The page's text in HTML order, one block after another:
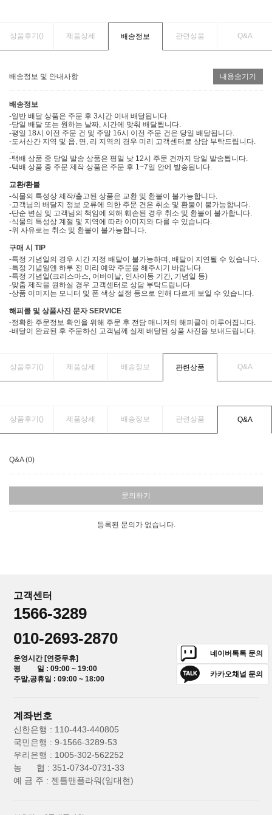
상품후기() 제품상세 배송정보 관련상품 Q&A
배송정보 및 안내사항 내용숨기기
배송정보
-일반 배달 상품은 주문 후 3시간 이내 배달됩니다.
-당일 배달 또는 원하는 날짜, 시간에 맞춰 배달됩니다.
-평일 18시 이전 주문 건 및 주말 16시 이전 주문 건은 당일 배달됩니다.
-도서산간 지역 및 읍, 면, 리 지역의 경우 미리 고객센터로 상담 부탁드립니다.
-택배 상품 중 당일 발송 상품은 평일 낮 12시 주문 건까지 당일 발송됩니다.
-택배 상품 중 주문 제작 상품은 주문 후 1~7일 안에 발송됩니다.
교환/환불
-식물의 특성상 제작/출고된 상품은 교환 및 환불이 불가능합니다.
-고객님의 배달지 정보 오류에 의한 주문 건은 취소 및 환불이 불가능합니다.
-단순 변심 및 고객님의 책임에 의해 훼손된 경우 취소 및 환불이 불가합니다.
-식물의 특성상 계절 및 지역에 따라 이미지와 다를 수 있습니다.
-위 사유로는 취소 및 환불이 불가능합니다.
구매 시 TIP
-특정 기념일의 경우 시간 지정 배달이 불가능하며, 배달이 지연될 수 있습니다.
-특정 기념일엔 하루 전 미리 예약 주문을 해주시기 바랍니다.
-특정 기념일(크리스마스, 어버이날, 인사이동 기간, 기념일 등)
-맞춤 제작을 원하실 경우 고객센터로 상담 부탁드립니다.
-상품 이미지는 모니터 및 폰 색상 설정 등으로 인해 다르게 보일 수 있습니다.
해피콜 및 상품사진 문자 SERVICE
-정확한 주문정보 확인을 위해 주문 후 전담 매니저의 해피콜이 이루어집니다.
-배달이 완료된 후 주문하신 고객님께 실제 배달된 상품 사진을 보내드립니다.
상품후기() 제품상세 배송정보 관련상품 Q&A
상품후기() 제품상세 배송정보 관련상품 Q&A
Q&A (0)
문의하기
등록된 문의가 없습니다.
고객센터
1566-3289
010-2693-2870
운영시간 [연중무휴]
평 일 : 09:00 ~ 19:00
주말,공휴일 : 09:00 ~ 18:00
네이버톡톡 문의
카카오채널 문의
계좌번호
신한은행 : 110-443-440805
국민은행 : 9-1566-3289-53
우리은행 : 1005-302-562252
농 협 : 351-0734-0731-33
예 금 주 : 젠틀맨플라워(임대현)